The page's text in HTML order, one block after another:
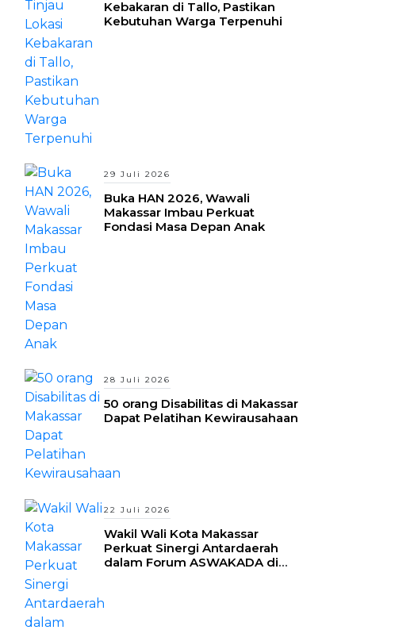
Kebakaran di Tallo, Pastikan
Kebutuhan Warga Terpenuhi
29 Juli 2026
Buka HAN 2026, Wawali
Makassar Imbau Perkuat
Fondasi Masa Depan Anak
28 Juli 2026
50 orang Disabilitas di Makassar
Dapat Pelatihan Kewirausahaan
22 Juli 2026
Wakil Wali Kota Makassar
Perkuat Sinergi Antardaerah
dalam Forum ASWAKADA di